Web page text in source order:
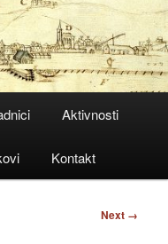
Aktivnosti
Kontakt
Next →